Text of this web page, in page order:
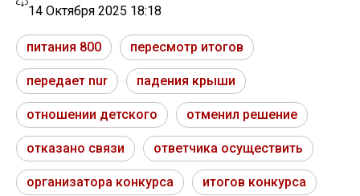
14 Октября 2025 18:18
питания 800 пересмотр итогов
передает nur падения крыши
отношении детского отменил решение
отказано связи ответчика осуществить
организатора конкурса итогов конкурса